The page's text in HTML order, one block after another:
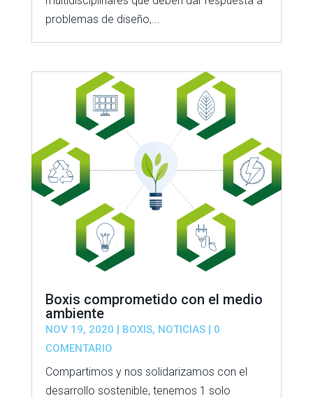
problemas de diseño,...
Boxis comprometido con el medio
ambiente
NOV 19, 2020 | BOXIS, NOTICIAS| 0
COMENTARIO
Compartimos y nos solidarizamos con el
desarrollo sostenible, tenemos 1 solo